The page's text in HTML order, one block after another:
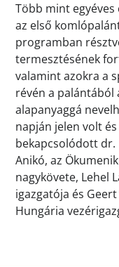
Több mint
az első
programban
termesztésének
valamint azokra a
révén a palántából
alapanyaggá
napján jelen volt
bekapcsolódott dr.
Anikó, az
nagykövete, Lehel
igazgatója és Geert
Hungária